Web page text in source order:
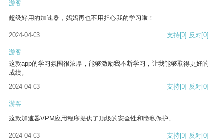
游客
超级好用的加速器，妈妈再也不用担心我的学习啦！
2024-04-03 支持[0] 反对[0]
游客
这款app的学习氛围很浓厚，能够激励我不断学习，让我能够取得更好的
成绩。
2024-04-03
支持[0] 反对[0]
游客
这款加速器VPM应用程序提供了顶级的安全性和隐私保护。
2024-04-03 支持[0] 反对[0]